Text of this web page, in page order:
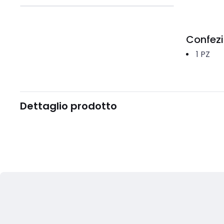
1 PZ
Dettaglio prodotto